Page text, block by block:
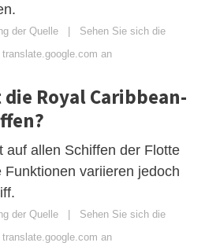
der Quelle | Sehen Sie sich die
an
Royal Caribbean-
auf allen Schiffen der Flotte
variieren jedoch
der Quelle | Sehen Sie sich die
an